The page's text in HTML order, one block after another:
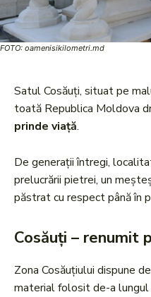
FOTO: oamenisikilometri.md
Satul Cosăuți, situat pe
toată Republica Moldova
prinde viață.
De generații întregi,
prelucrării pietrei, un
păstrat cu respect până în
Cosăuți – renumit
Zona Cosăuțiului dispune de
material folosit de-a